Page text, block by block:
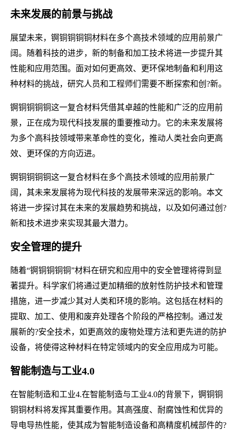
未来发展的前景与挑战
展望未来，锕铜铜铜铜材料在多个高技术领域的应用前景广
阔。随着科技的进步，新的制备和加工技术将进一步提升其
性能和应用范围。面对如何更高效、更环保地制备和利用这
种材料的挑战，研究人员和工程师们需要不断探索和创?新。
锕铜铜铜铜这一复合材料凭借其卓越的性能和广泛的应用前
景，正在成为现代科技发展的重要推动力。它的未来发展将
为多个高科技领域带来革命性的变化，推动人类社会向更高
效、更环保的方向迈进。
锕铜铜铜铜这一复合材料在多个高技术领域的应用前景广
阔，其未来发展将为现代科技的发展带来深远的影响。本文
将进一步探讨其在未来的发展趋势和挑战，以及如何通过创?
新和技术进步来实现其最大潜力。
安全管理的提升
随着“锕铜铜铜铜”材料在研究和应用中的安全管理将得到显
著提升。科学家们将通过更加精细的放射性防护技术和管理
措施，进一步减少其对人类和环境的影响。这包括在材料的
提取、加工、使用和废弃处理各个阶段的严格控制。通过发
展新的?安全技术，如更高效的废物处理方法和更先进的防护
设备，将使得这种材料在特定领域内的安全应用成为可能。
智能制造与工业4.0
在智能制造和工业4.在智能制造与工业4.0的背景下，锕铜铜
铜铜材料将发挥其重要作用。其高强度、耐腐蚀性和优异的
导电导热性能，使其成为智能制造设备和高精度机械部件的?